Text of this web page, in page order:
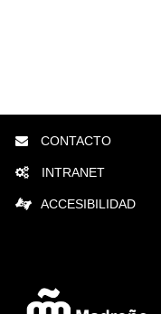
CONTACTO
INTRANET
ACCESIBILIDAD